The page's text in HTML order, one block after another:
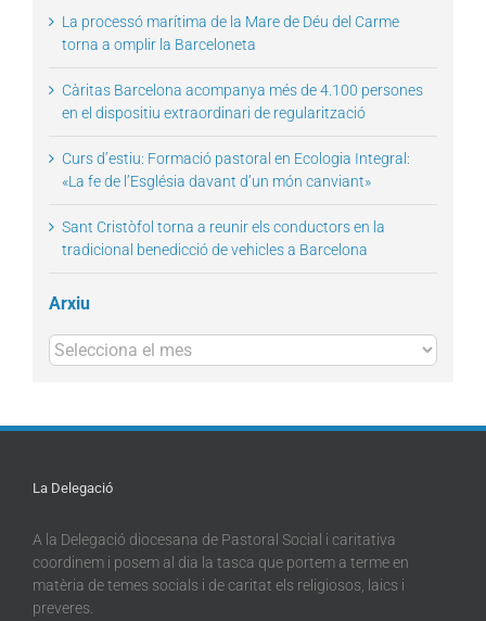
La processó marítima de la Mare de Déu del Carme
torna a omplir la Barceloneta
Càritas Barcelona acompanya més de 4.100 persones
en el dispositiu extraordinari de regularització
Curs d’estiu: Formació pastoral en Ecologia Integral:
«La fe de l’Església davant d’un món canviant»
Sant Cristòfol torna a reunir els conductors en la
tradicional benedicció de vehicles a Barcelona
Arxiu
Arxius
La Delegació
A la Delegació diocesana de Pastoral Social i caritativa
coordinem i posem al dia la tasca que portem a terme en
matèria de temes socials i de caritat els religiosos, laics i
preveres.